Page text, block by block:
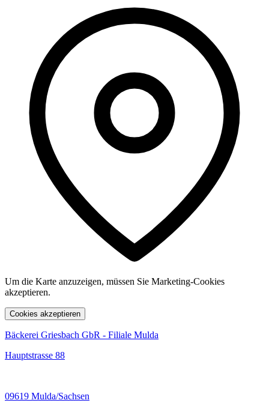
Um die Karte anzuzeigen, müssen Sie Marketing-Cookies
akzeptieren.
Cookies akzeptieren
Bäckerei Griesbach GbR - Filiale Mulda
Hauptstrasse 88
09619 Mulda/Sachsen